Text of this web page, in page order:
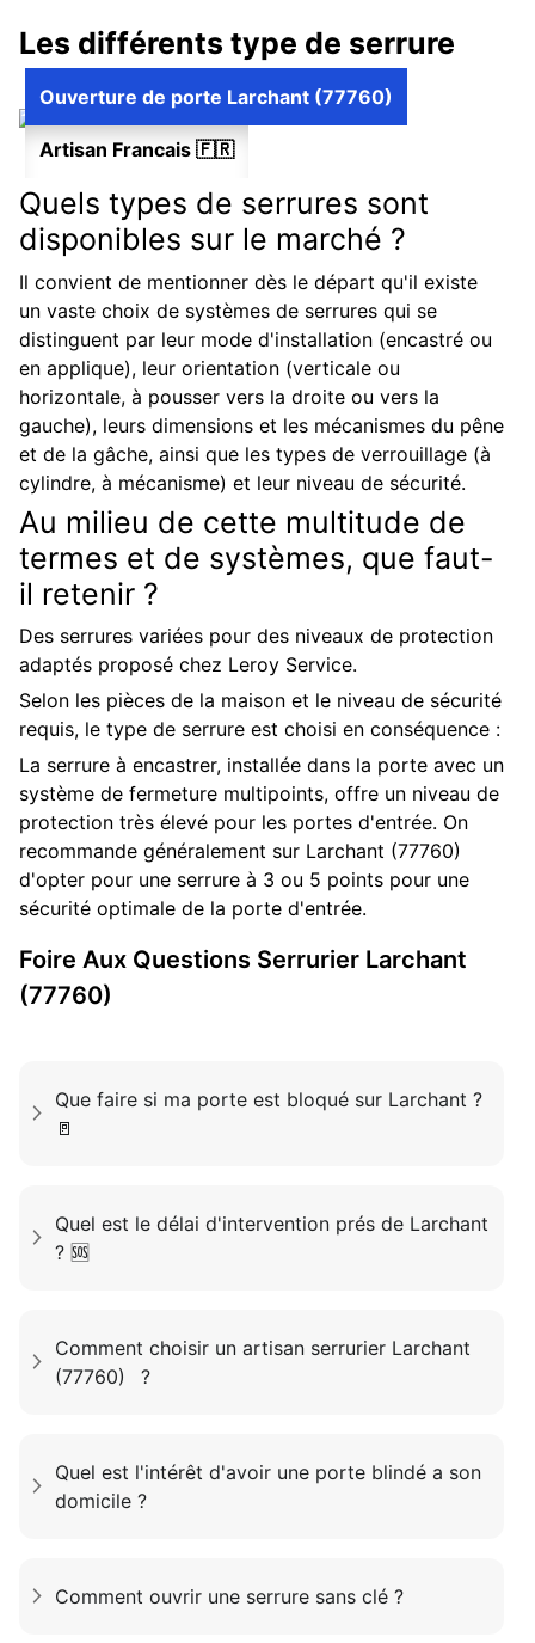
Les différents type de serrure
Artisan Francais 🇫🇷
Ouverture de porte Larchant (77760)
Quels types de serrures sont
disponibles sur le marché ?
Il convient de mentionner dès le départ qu'il existe
un vaste choix de systèmes de serrures qui se
distinguent par leur mode d'installation (encastré ou
en applique), leur orientation (verticale ou
horizontale, à pousser vers la droite ou vers la
gauche), leurs dimensions et les mécanismes du pêne
et de la gâche, ainsi que les types de verrouillage (à
cylindre, à mécanisme) et leur niveau de sécurité.
Au milieu de cette multitude de
termes et de systèmes, que faut-
il retenir ?
Des serrures variées pour des niveaux de protection
adaptés proposé chez Leroy Service.
Selon les pièces de la maison et le niveau de sécurité
requis, le type de serrure est choisi en conséquence :
La serrure à encastrer, installée dans la porte avec un
système de fermeture multipoints, offre un niveau de
protection très élevé pour les portes d'entrée. On
recommande généralement sur Larchant (77760)
d'opter pour une serrure à 3 ou 5 points pour une
sécurité optimale de la porte d'entrée.
Foire Aux Questions Serrurier Larchant
(77760)
Que faire si ma porte est bloqué sur Larchant ?
🚪
Quel est le délai d'intervention prés de Larchant
? 🆘
Comment choisir un artisan serrurier Larchant
(77760) ?
Quel est l'intérêt d'avoir une porte blindé a son
domicile ?
Comment ouvrir une serrure sans clé ?